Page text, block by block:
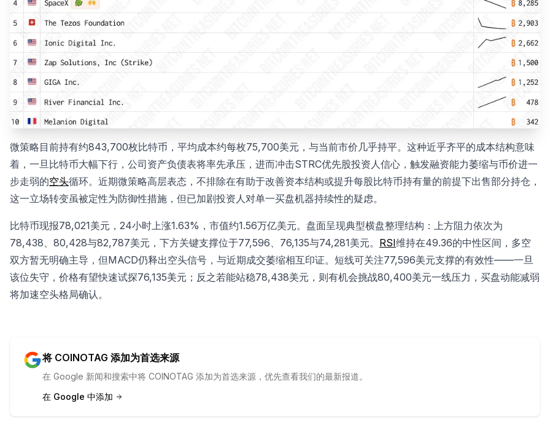
微策略目前持有约843,700枚比特币，平均成本约每枚75,700美元，与当前市价几乎持平。这种近乎齐平的成本结构意味
着，一旦比特币大幅下行，公司资产负债表将率先承压，进而冲击STRC优先股投资人信心，触发融资能力萎缩与币价进一
步走弱的空头循环。近期微策略高层表态，不排除在有助于改善资本结构或提升每股比特币持有量的前提下出售部分持仓，
这一立场转变虽被定性为防御性措施，但已加剧投资人对单一买盘机器持续性的疑虑。
比特币现报78,021美元，24小时上涨1.63%，市值约1.56万亿美元。盘面呈现典型横盘整理结构：上方阻力依次为
78,438、80,428与82,787美元，下方关键支撑位于77,596、76,135与74,281美元。 RSI维持在49.36的中性区间，多空
双方暂无明确主导，但MACD仍释出空头信号，与近期成交萎缩相互印证。短线可关注77,596美元支撑的有效性——一旦
该位失守，价格有望快速试探76,135美元；反之若能站稳78,438美元，则有机会挑战80,400美元一线压力，买盘动能减弱
将加速空头格局确认。
将 COINOTAG 添加为首选来源
在 Google 新闻和搜索中将 COINOTAG 添加为首选来源，优先查看我们的最新报道。
在 Google 中添加